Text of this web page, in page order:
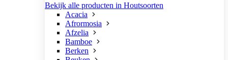
Bekijk alle producten in Houtsoorten
Acacia
Afrormosia
Afzelia
Bamboe
Berken